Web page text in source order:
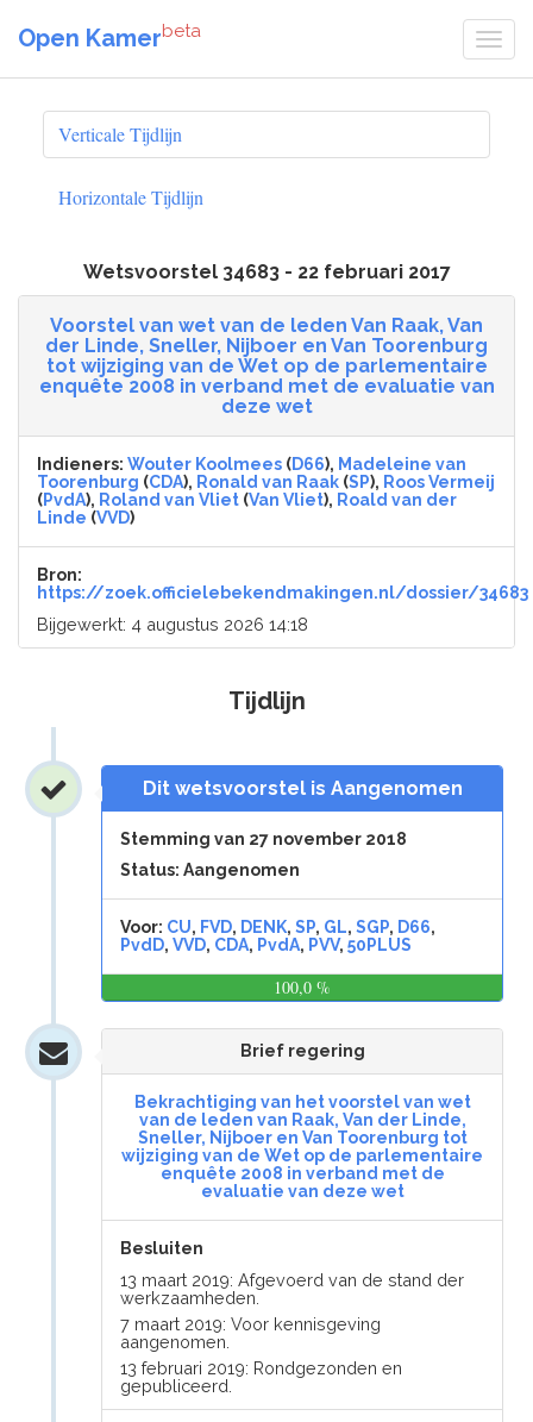
Open Kamerbeta
Verticale Tijdlijn
Horizontale Tijdlijn
Wetsvoorstel 34683 - 22 februari 2017
Voorstel van wet van de leden Van Raak, Van
der Linde, Sneller, Nijboer en Van Toorenburg
tot wijziging van de Wet op de parlementaire
enquête 2008 in verband met de evaluatie van
deze wet
Indieners: Wouter Koolmees (D66), Madeleine van
Toorenburg (CDA), Ronald van Raak (SP), Roos Vermeij
(PvdA), Roland van Vliet (Van Vliet), Roald van der
Linde (VVD)
Bron:
https://zoek.officielebekendmakingen.nl/dossier/34683
Bijgewerkt: 4 augustus 2026 14:18
Tijdlijn
Dit wetsvoorstel is Aangenomen
Stemming van 27 november 2018
Status: Aangenomen
Voor: CU, FVD, DENK,SP, GL,SGP, D66,
PvdD,VVD, CDA, PvdA, PVV,50PLUS
100,0 %
Brief regering
Bekrachtiging van het voorstel van wet
van de leden van Raak, Van der Linde,
Sneller, Nijboer en Van Toorenburg tot
wijziging van de Wet op de parlementaire
enquête 2008 in verband met de
evaluatie van deze wet
Besluiten
13 maart 2019: Afgevoerd van de stand der
werkzaamheden.
7 maart 2019: Voor kennisgeving
aangenomen.
13 februari 2019: Rondgezonden en
gepubliceerd.